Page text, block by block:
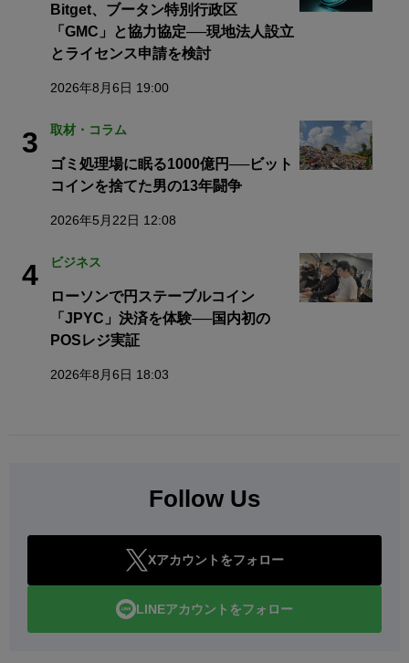
Bitget、ブータン特別行政区
「GMC」と協力協定──現地法人設立
とライセンス申請を検討
2026年8月6日 19:00
3 取材・コラム
ゴミ処理場に眠る1000億円──ビット
コインを捨てた男の13年闘争
2026年5月22日 12:08
4 ビジネス
ローソンで円ステーブルコイン
「JPYC」決済を体験──国内初の
POSレジ実証
2026年8月6日 18:03
Follow Us
Xアカウントをフォロー
LINEアカウントをフォロー